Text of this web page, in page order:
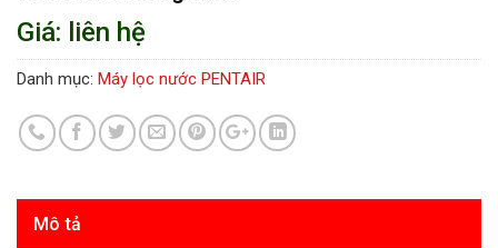
Giá: liên hệ
Danh mục: Máy lọc nước PENTAIR
Mô tả